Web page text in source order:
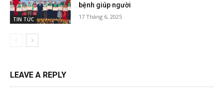
TIN TỨC
bệnh giúp người
17 Tháng 6, 2025
LEAVE A REPLY